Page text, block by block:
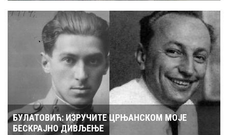
БУЛАТОВИЋ: ИЗРУЧИТЕ ЦРЊАНСКОМ МОЈЕ
БЕСКРАЈНО ДИВЉЕЊЕ